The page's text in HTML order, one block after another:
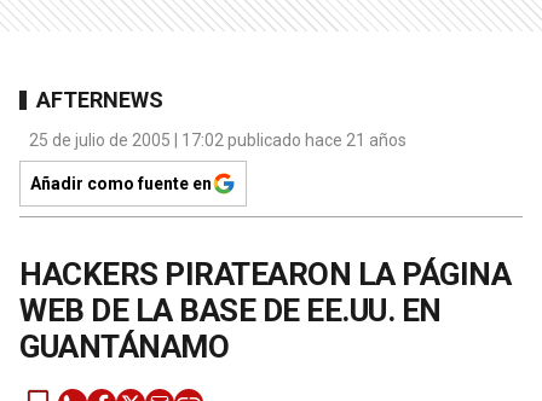
AFTERNEWS
25 de julio de 2005 | 17:02 publicado hace 21 años
Añadir como fuente en
HACKERS PIRATEARON LA PÁGINA
WEB DE LA BASE DE EE.UU. EN
GUANTÁNAMO